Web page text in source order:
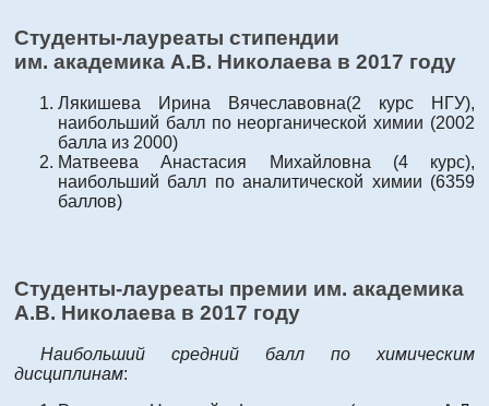
Студенты-лауреаты стипендии
им. академика А.В. Николаева в 2017 году
Лякишева Ирина Вячеславовна(2 курс НГУ),
наибольший балл по неорганической химии (2002
балла из 2000)
Матвеева Анастасия Михайловна (4 курс),
наибольший балл по аналитической химии (6359
баллов)
Студенты-лауреаты премии им. академика
А.В. Николаева в 2017 году
Наибольший средний балл по химическим
дисциплинам: